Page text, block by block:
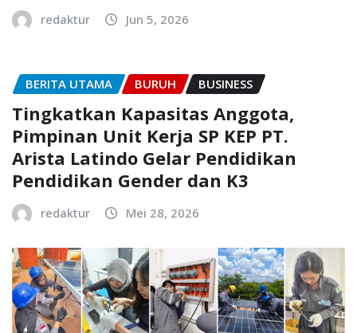
redaktur Jun 5, 2026
BERITA UTAMA BURUH BUSINESS
Tingkatkan Kapasitas Anggota,
Pimpinan Unit Kerja SP KEP PT.
Arista Latindo Gelar Pendidikan
Pendidikan Gender dan K3
redaktur Mei 28, 2026